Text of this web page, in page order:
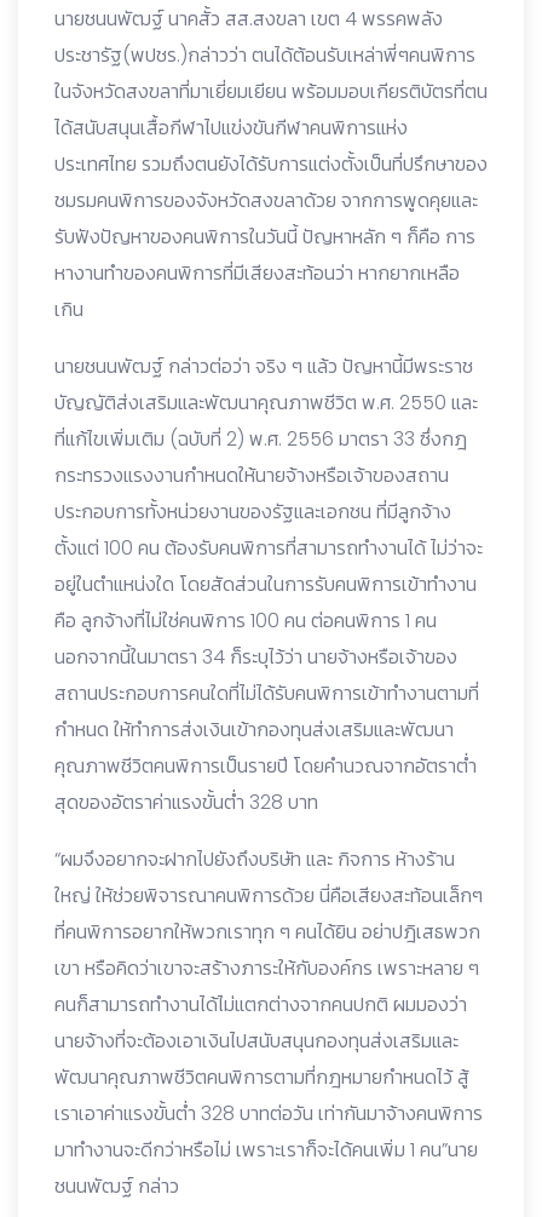
นายชนนพัฒฐ์ นาคสั้ว สส.สงขลา เขต 4 พรรคพลัง
ประชารัฐ(พปชร.)กล่าวว่า ตนได้ต้อนรับเหล่าพี่ๆคนพิการ
ในจังหวัดสงขลาที่มาเยี่ยมเยียน พร้อมมอบเกียรติบัตรที่ตน
ได้สนับสนุนเสื้อกีฬาไปแข่งขันกีฬาคนพิการแห่ง
ประเทศไทย รวมถึงตนยังได้รับการแต่งตั้งเป็นที่ปรึกษาของ
ชมรมคนพิการของจังหวัดสงขลาด้วย จากการพูดคุยและ
รับฟังปัญหาของคนพิการในวันนี้ ปัญหาหลัก ๆ ก็คือ การ
หางานทำของคนพิการที่มีเสียงสะท้อนว่า หากยากเหลือ
เกิน
นายชนนพัฒฐ์ กล่าวต่อว่า จริง ๆ แล้ว ปัญหานี้มีพระราช
บัญญัติส่งเสริมและพัฒนาคุณภาพชีวิต พ.ศ. 2550 และ
ที่แก้ไขเพิ่มเติม (ฉบับที่ 2) พ.ศ. 2556 มาตรา 33 ซึ่งกฎ
กระทรวงแรงงานกำหนดให้นายจ้างหรือเจ้าของสถาน
ประกอบการทั้งหน่วยงานของรัฐและเอกชน ที่มีลูกจ้าง
ตั้งแต่ 100 คน ต้องรับคนพิการที่สามารถทำงานได้ ไม่ว่าจะ
อยู่ในตำแหน่งใด โดยสัดส่วนในการรับคนพิการเข้าทำงาน
คือ ลูกจ้างที่ไม่ใช่คนพิการ 100 คน ต่อคนพิการ 1 คน
นอกจากนี้ในมาตรา 34 ก็ระบุไว้ว่า นายจ้างหรือเจ้าของ
สถานประกอบการคนใดที่ไม่ได้รับคนพิการเข้าทำงานตามที่
กำหนด ให้ทำการส่งเงินเข้ากองทุนส่งเสริมและพัฒนา
คุณภาพชีวิตคนพิการเป็นรายปี โดยคำนวณจากอัตราต่ำ
สุดของอัตราค่าแรงขั้นต่ำ 328 บาท
“ผมจึงอยากจะฝากไปยังถึงบริษัท และ กิจการ ห้างร้าน
ใหญ่ ให้ช่วยพิจารณาคนพิการด้วย นี่คือเสียงสะท้อนเล็กๆ
ที่คนพิการอยากให้พวกเราทุก ๆ คนได้ยิน อย่าปฎิเสธพวก
เขา หรือคิดว่าเขาจะสร้างภาระให้กับองค์กร เพราะหลาย ๆ
คนก็สามารถทำงานได้ไม่แตกต่างจากคนปกติ ผมมองว่า
นายจ้างที่จะต้องเอาเงินไปสนับสนุนกองทุนส่งเสริมและ
พัฒนาคุณภาพชีวิตคนพิการตามที่กฎหมายกำหนดไว้ สู้
เราเอาค่าแรงขั้นต่ำ 328 บาทต่อวัน เท่ากันมาจ้างคนพิการ
มาทำงานจะดีกว่าหรือไม่ เพราะเราก็จะได้คนเพิ่ม 1 คน”นาย
ชนนพัฒฐ์ กล่าว